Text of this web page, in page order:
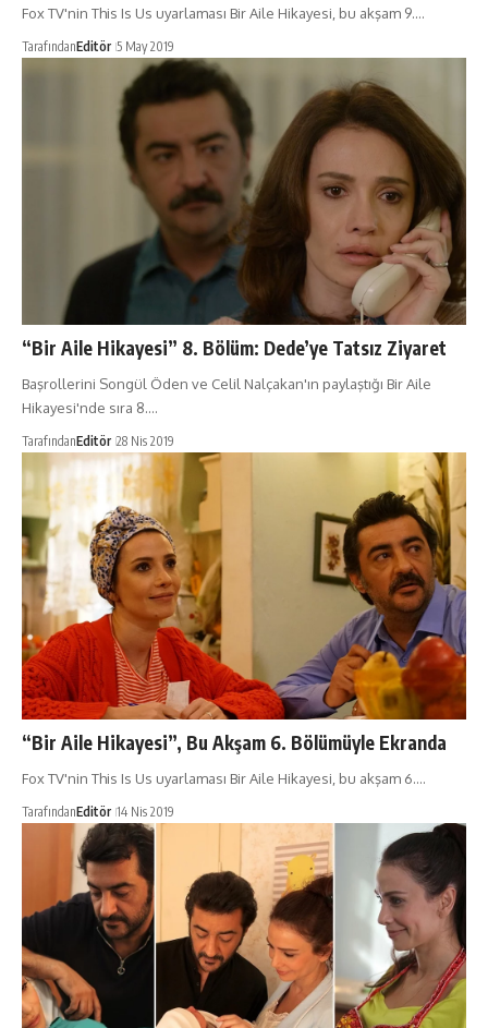
Fox TV'nin This Is Us uyarlaması Bir Aile Hikayesi, bu akşam 9.…
TarafındanEditör 5 May 2019
“Bir Aile Hikayesi” 8. Bölüm: Dede’ye Tatsız Ziyaret
Başrollerini Songül Öden ve Celil Nalçakan'ın paylaştığı Bir Aile
Hikayesi'nde sıra 8.…
TarafındanEditör 28 Nis 2019
“Bir Aile Hikayesi”, Bu Akşam 6. Bölümüyle Ekranda
Fox TV'nin This Is Us uyarlaması Bir Aile Hikayesi, bu akşam 6.…
TarafındanEditör 14 Nis 2019